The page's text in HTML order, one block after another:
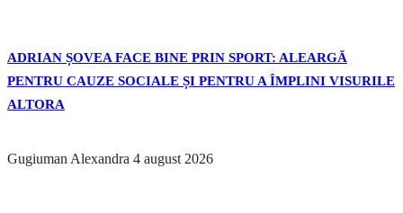
ADRIAN ȘOVEA FACE BINE PRIN SPORT: ALEARGĂ
PENTRU CAUZE SOCIALE ȘI PENTRU A ÎMPLINI VISURILE
ALTORA
Gugiuman Alexandra 4 august 2026